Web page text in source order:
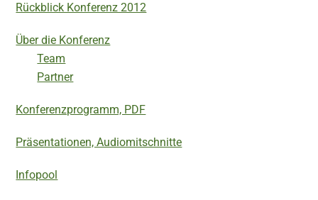
Rückblick Konferenz 2012
Über die Konferenz
Team
Partner
Konferenzprogramm, PDF
Präsentationen, Audiomitschnitte
Infopool